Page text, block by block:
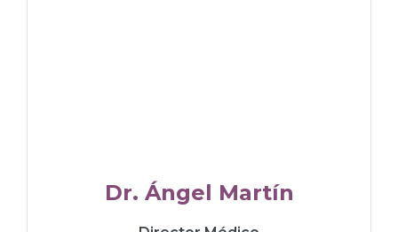
Dr. Ángel Martín